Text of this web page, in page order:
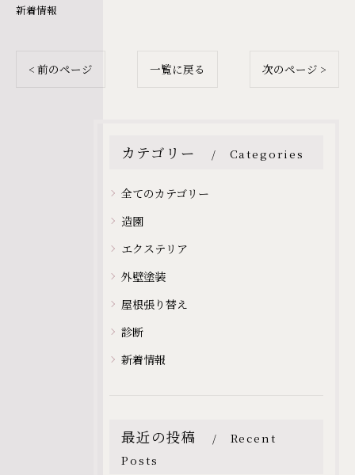
新着情報
< 前のページ 一覧に戻る 次のページ >
カテゴリー Categories
全てのカテゴリー
造園
エクステリア
外壁塗装
屋根張り替え
診断
新着情報
最近の投稿
Recent
Posts